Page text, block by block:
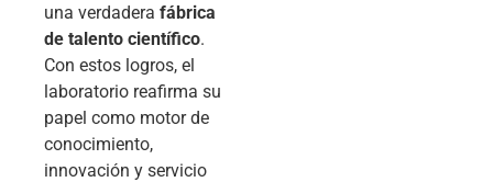
una verdadera fábrica
de talento científico.
Con estos logros, el
laboratorio reafirma su
papel como motor de
conocimiento,
innovación y servicio